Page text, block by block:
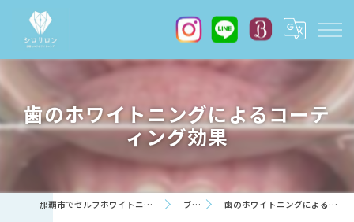
歯のホワイトニングによるコーテ
ィング効果
那覇市でセルフホワイトニングならシロリロン ブログ 歯のホワイトニングによるコーティング効果